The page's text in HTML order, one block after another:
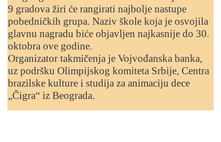
9 gradova žiri će rangirati najbolje nastupe
pobedničkih grupa. Naziv škole koja je osvojila
glavnu nagradu biće objavljen najkasnije do 30.
oktobra ove godine.
Organizator takmičenja je Vojvođanska banka,
uz podršku Olimpijskog komiteta Srbije, Centra
brazilske kulture i studija za animaciju dece
„Čigra“ iz Beograda.